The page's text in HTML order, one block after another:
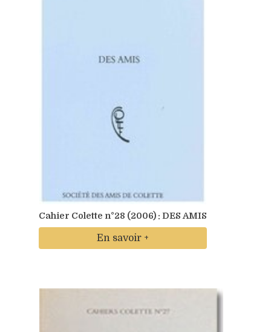
Cahier Colette n°28 (2006) : DES AMIS
En savoir +